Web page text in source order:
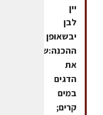
יין
לבן
יבשאופן
ההכנה:שוטפים
את
הדגים
במים
קרים;